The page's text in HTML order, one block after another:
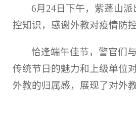
6月24日下午，紫蓬山
控知识，感谢外教对疫情防
恰逢端午佳节，警官们
传统节日的魅力和上级单位
外教的归属感，展现了对外